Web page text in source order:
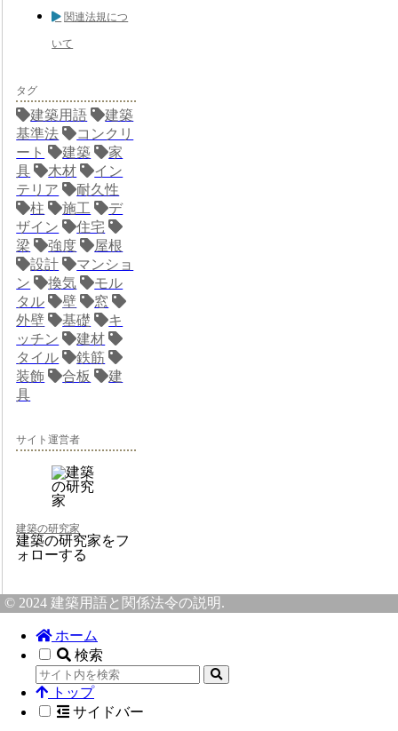
関連法規につ
いて
タグ
建築用語
建築
基準法
コンクリ
ート
建築
家
具
木材
イン
テリア
耐久性
柱
施工
デ
ザイン
住宅
梁
強度
屋根
設計
マンショ
ン
換気
モル
タル
壁
窓
外壁
基礎
キ
ッチン
建材
タイル
鉄筋
装飾
合板
建
具
サイト運営者
建築の研究家
建築の研究家をフ
ォローする
© 2024 建築用語と関係法令の説明.
ホーム
検索
トップ
サイドバー